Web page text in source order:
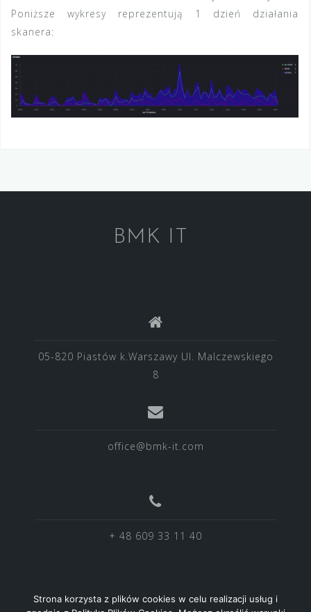
Poniższe wykresy reprezentują 1 dzień działania
skanera:
BMK IT
05-820 Piastów k.Warszawy Ul. Malczewskiego
8
office@bmk-it.com
+ 48 609 33 11 40
Strona korzysta z plików cookies w celu realizacji usług i